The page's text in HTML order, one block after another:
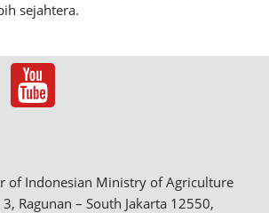
sejahtera.
of Indonesian Ministry of Agriculture
Ragunan – South Jakarta 12550,